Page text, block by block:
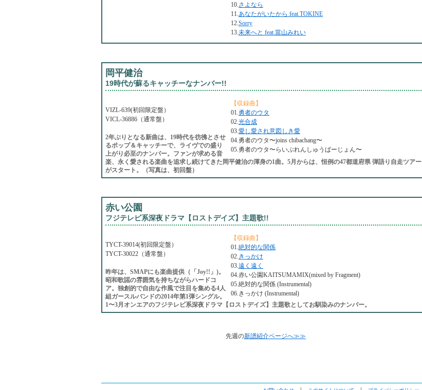
10.さよなら
11.あなたがいたから feat.TOKINE
12.Sorry
13.未来へと feat.當山みれい
岡平健治
19時代が蘇るキャッチーなナンバー!!
【収録曲】
01.勇者のウタ
02.光合成
03.愛し愛され意図しき愛
04.勇者のウタ〜joins chibachang〜
05.勇者のウタ〜らいぶれんしゅうばーじょん〜
VIZL-639(初回限定盤）
VICL-36886（通常盤）
2年ぶりとなる新曲は、19時代を彷彿とさせ
るポップ＆キャッチーで、ライヴでの盛り
上がり必至のナンバー。ファンが求める音
楽、永く愛される楽曲を追求し続けてきた岡平健治の渾身の1曲。5月からは、恒例の47都道府県 弾語り自走ツアー
がスタート。（写真は、初回盤）
赤い公園
フジテレビ系深夜ドラマ【ロストデイズ】主題歌!!
【収録曲】
01.絶対的な関係
02.きっかけ
03.遠く遠く
04.赤い公園KAITSUMAMIX(mixed by Fragment)
05.絶対的な関係 (Instrumental)
06.きっかけ (Instrumental)
TYCT-39014(初回限定盤）
TYCT-30022（通常盤）
昨年は、SMAPにも楽曲提供（「Joy!!」)。
昭和歌謡の雰囲気を持ちながらハードコ
ア。独創的で自由な作風で注目を集める4人
組ガースルバンドの2014年第1弾シングル。
1〜3月オンエアのフジテレビ系深夜ドラマ【ロストデイズ】主題歌としてお馴染みのナンバー。
先週の新譜紹介ページへ≫≫